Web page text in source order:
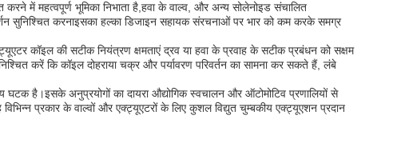
में महत्वपूर्ण भूमिका निभाता है,हवा के वाल्व, और अन्य सोलेनोइड संचालित
सुनिश्चित करनाइसका हल्का डिजाइन सहायक संरचनाओं पर भार को कम करके समग्र
कॉइल की सटीक नियंत्रण क्षमताएं द्रव या हवा के प्रवाह के सटीक प्रबंधन को सक्षम
करें कि कॉइल दोहराया चक्र और पर्यावरण परिवर्तन का सामना कर सकते हैं, लंबे
है।इसके अनुप्रयोगों का दायरा औद्योगिक स्वचालन और ऑटोमोटिव प्रणालियों से
प्रकार के वाल्वों और एक्ट्यूएटरों के लिए कुशल विद्युत चुम्बकीय एक्ट्यूएशन प्रदान